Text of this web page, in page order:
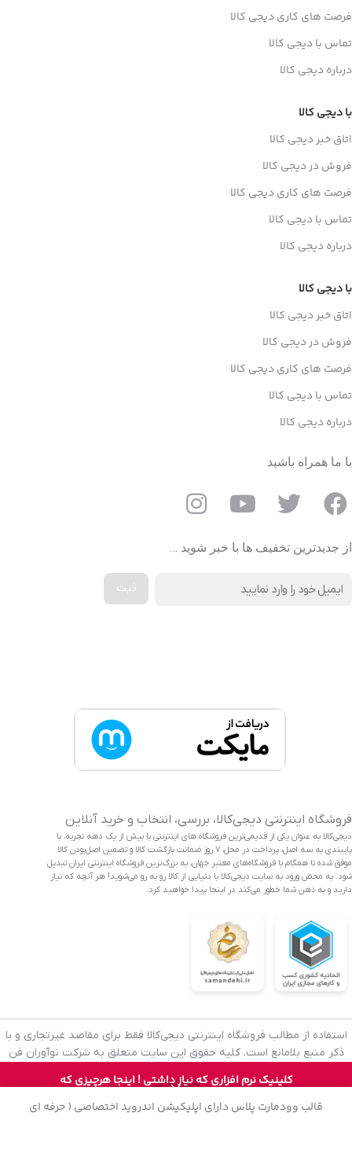
فرصت های کاری دیجی کالا
تماس با دیجی کالا
درباره دیجی کالا
با دیجی کالا
اتاق خبر دیجی کالا
فروش در دیجی کالا
فرصت های کاری دیجی کالا
تماس با دیجی کالا
درباره دیجی کالا
با دیجی کالا
اتاق خبر دیجی کالا
فروش در دیجی کالا
فرصت های کاری دیجی کالا
تماس با دیجی کالا
درباره دیجی کالا
با ما همراه باشید
از جدیدترین تخفیف ها با خبر شوید …
فروشگاه اینترنتی دیجی‌کالا، بررسی، انتخاب و خرید آنلاین
دیجی‌کالا به عنوان یکی از قدیمی‌ترین فروشگاه های اینترنتی با بیش از یک دهه تجربه، با
پایبندی به سه اصل، پرداخت در محل، ۷ روز ضمانت بازگشت کالا و تضمین اصل‌بودن کالا
موفق شده تا همگام با فروشگاه‌های معتبر جهان، به بزرگ‌ترین فروشگاه اینترنتی ایران تبدیل
شود. به محض ورود به سایت دیجی‌کالا با دنیایی از کالا رو به رو می‌شوید! هر آنچه که نیاز
دارید و به ذهن شما خطور می‌کند در اینجا پیدا خواهید کرد.
استفاده از مطالب فروشگاه اینترنتی دیجی‌کالا فقط برای مقاصد غیرتجاری و با
ذکر منبع بلامانع است. کلیه حقوق این سایت متعلق به شرکت نوآوران فن
قالب وودمارت پلاس دارای اپلیکیشن اندروید اختصاصی ( حرفه ای
ساعت
هوشمند
هاوایی
89.000 تومان
50.000 تومان
12
عدد
در
انبار
افزودن کلینیک نرم افزاری که نیاز داشتی ! اینجا هرچیزی که
بخوای همواره با تخفیف میتونی تهیه اش کنی !
علاقه مندیسبد خرید
حساب کاربری من